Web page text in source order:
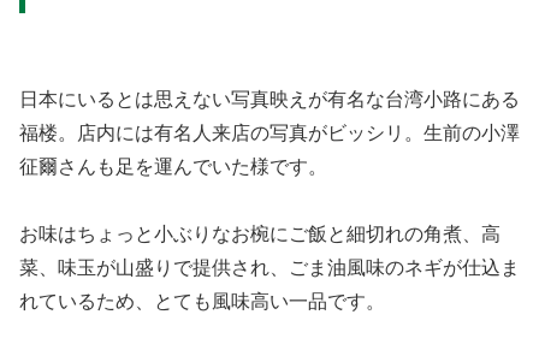
日本にいるとは思えない写真映えが有名な台湾小路にある
福楼。店内には有名人来店の写真がビッシリ。生前の小澤
征爾さんも足を運んでいた様です。
お味はちょっと小ぶりなお椀にご飯と細切れの角煮、高
菜、味玉が山盛りで提供され、ごま油風味のネギが仕込ま
れているため、とても風味高い一品です。